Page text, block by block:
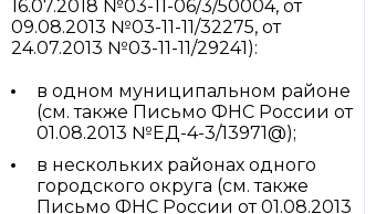
16.07.2018 №03-11-06/3/50004, от
09.08.2013 №03-11-11/32275, от
24.07.2013 №03-11-11/29241):
в одном муниципальном районе
(см. также Письмо ФНС России от
01.08.2013 №ЕД-4-3/13971@);
в нескольких районах одного
городского округа (см. также
Письмо ФНС России от 01.08.2013